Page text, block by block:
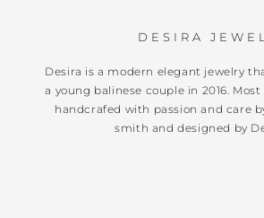
DESIRA JEWEL
Desira is a modern elegant jewelry
a young balinese couple in 2016.
handcrafed with passion and care
smith and designed by